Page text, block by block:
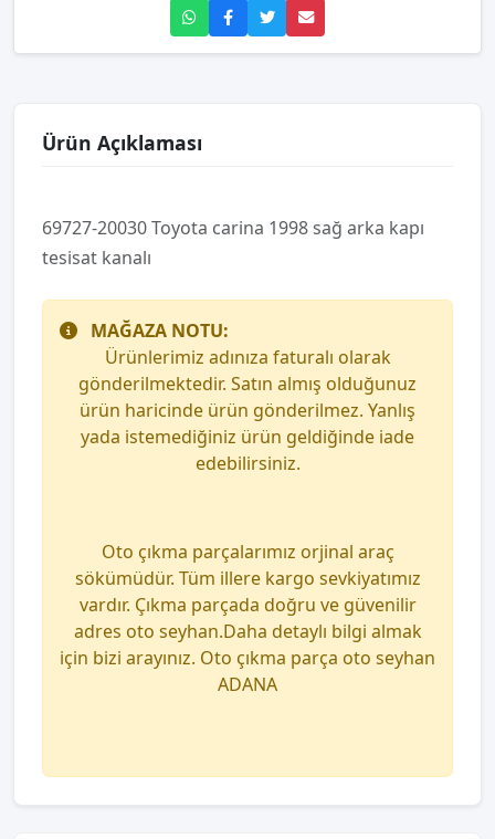
Ürün Açıklaması
69727-20030 Toyota carina 1998 sağ arka kapı
tesisat kanalı
MAĞAZA NOTU:
Ürünlerimiz adınıza faturalı olarak
gönderilmektedir. Satın almış olduğunuz
ürün haricinde ürün gönderilmez. Yanlış
yada istemediğiniz ürün geldiğinde iade
edebilirsiniz.
Oto çıkma parçalarımız orjinal araç
sökümüdür. Tüm illere kargo sevkiyatımız
vardır. Çıkma parçada doğru ve güvenilir
adres oto seyhan.Daha detaylı bilgi almak
için bizi arayınız. Oto çıkma parça oto seyhan
ADANA